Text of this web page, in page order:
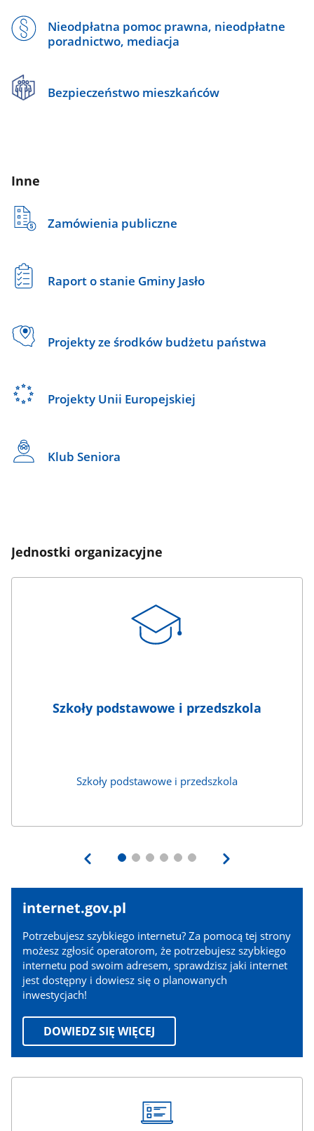
Nieodpłatna pomoc prawna, nieodpłatne
poradnictwo, mediacja
Bezpieczeństwo mieszkańców
Inne
Zamówienia publiczne
Raport o stanie Gminy Jasło
Projekty ze środków budżetu państwa
Projekty Unii Europejskiej
Klub Seniora
Jednostki organizacyjne
Szkoły podstawowe i przedszkola
Szkoły podstawowe i przedszkola
internet.gov.pl
Potrzebujesz szybkiego internetu? Za pomocą tej strony
możesz zgłosić operatorom, że potrzebujesz szybkiego
internetu pod swoim adresem, sprawdzisz jaki internet
jest dostępny i dowiesz się o planowanych
inwestycjach!
DOWIEDZ SIĘ WIĘCEJ